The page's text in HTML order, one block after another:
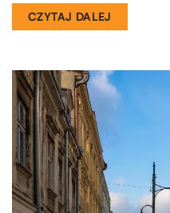
CZYTAJ DALEJ